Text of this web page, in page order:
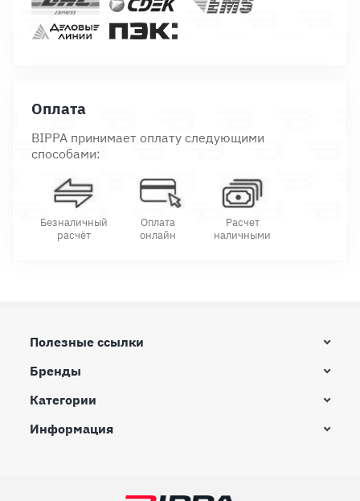
Оплата
BIPPA принимает оплату следующими
способами:
Безналичный
расчёт
Оплата
онлайн
Расчет
наличными
Полезные ссылки
Бренды
Категории
Информация